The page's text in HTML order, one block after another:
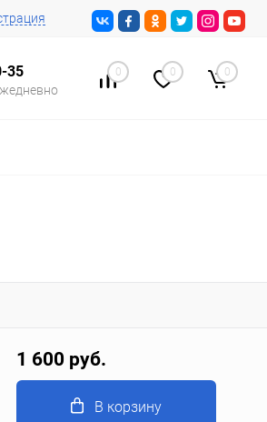
35 0 0 0
1 600 руб.
В корзину